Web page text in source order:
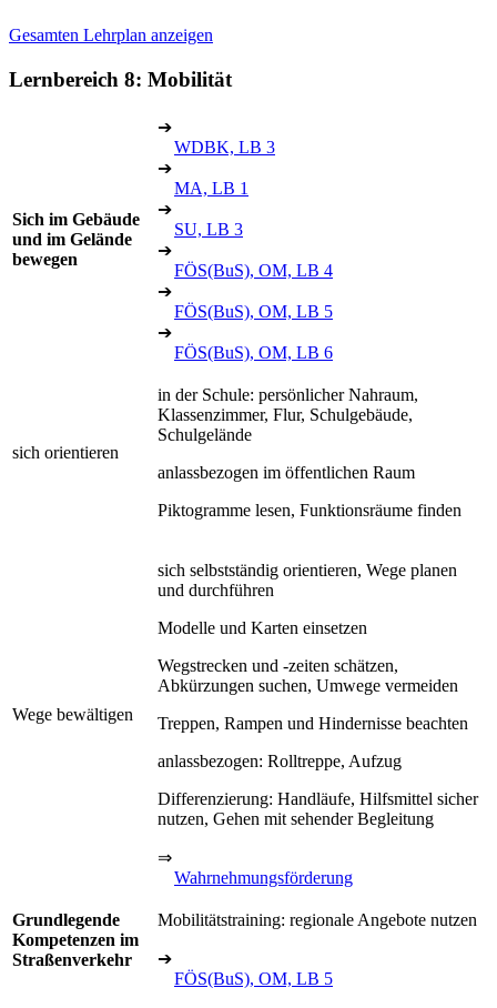
Gesamten Lehrplan anzeigen
Lernbereich 8: Mobilität
Sich im Gebäude
und im Gelände
bewegen
➔
WDBK, LB 3
➔
MA, LB 1
➔
SU, LB 3
➔
FÖS(BuS), OM, LB 4
➔
FÖS(BuS), OM, LB 5
➔
FÖS(BuS), OM, LB 6
sich orientieren
in der Schule: persönlicher Nahraum,
Klassenzimmer, Flur, Schulgebäude,
Schulgelände
anlassbezogen im öffentlichen Raum
Piktogramme lesen, Funktionsräume finden
Wege bewältigen
sich selbstständig orientieren, Wege planen
und durchführen
Modelle und Karten einsetzen
Wegstrecken und -zeiten schätzen,
Abkürzungen suchen, Umwege vermeiden
Treppen, Rampen und Hindernisse beachten
anlassbezogen: Rolltreppe, Aufzug
Differenzierung: Handläufe, Hilfsmittel sicher
nutzen, Gehen mit sehender Begleitung
⇒
Wahrnehmungsförderung
Grundlegende
Kompetenzen im
Straßenverkehr
Mobilitätstraining: regionale Angebote nutzen
➔
FÖS(BuS), OM, LB 5